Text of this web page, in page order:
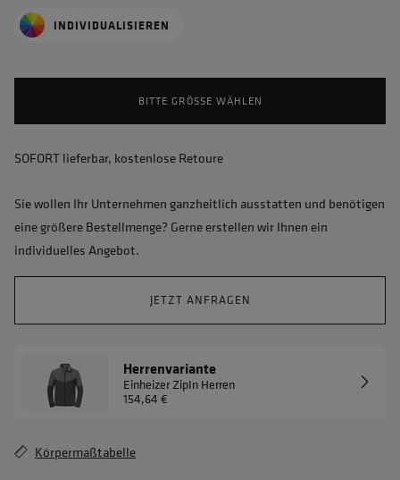
INDIVIDUALISIEREN
BITTE GRÖSSE WÄHLEN
SOFORT lieferbar, kostenlose Retoure
Sie wollen Ihr Unternehmen ganzheitlich ausstatten und benötigen
eine größere Bestellmenge? Gerne erstellen wir Ihnen ein
individuelles Angebot.
JETZT ANFRAGEN
Herrenvariante
Einheizer ZipIn Herren
154,64 €
Körpermaßtabelle